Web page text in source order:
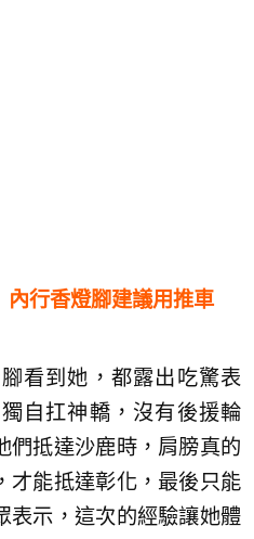
行香燈腳建議用推車
看到她，都露出吃驚表
自扛神轎，沒有後援輪
們抵達沙鹿時，肩膀真的
才能抵達彰化，最後只能
表示，這次的經驗讓她體